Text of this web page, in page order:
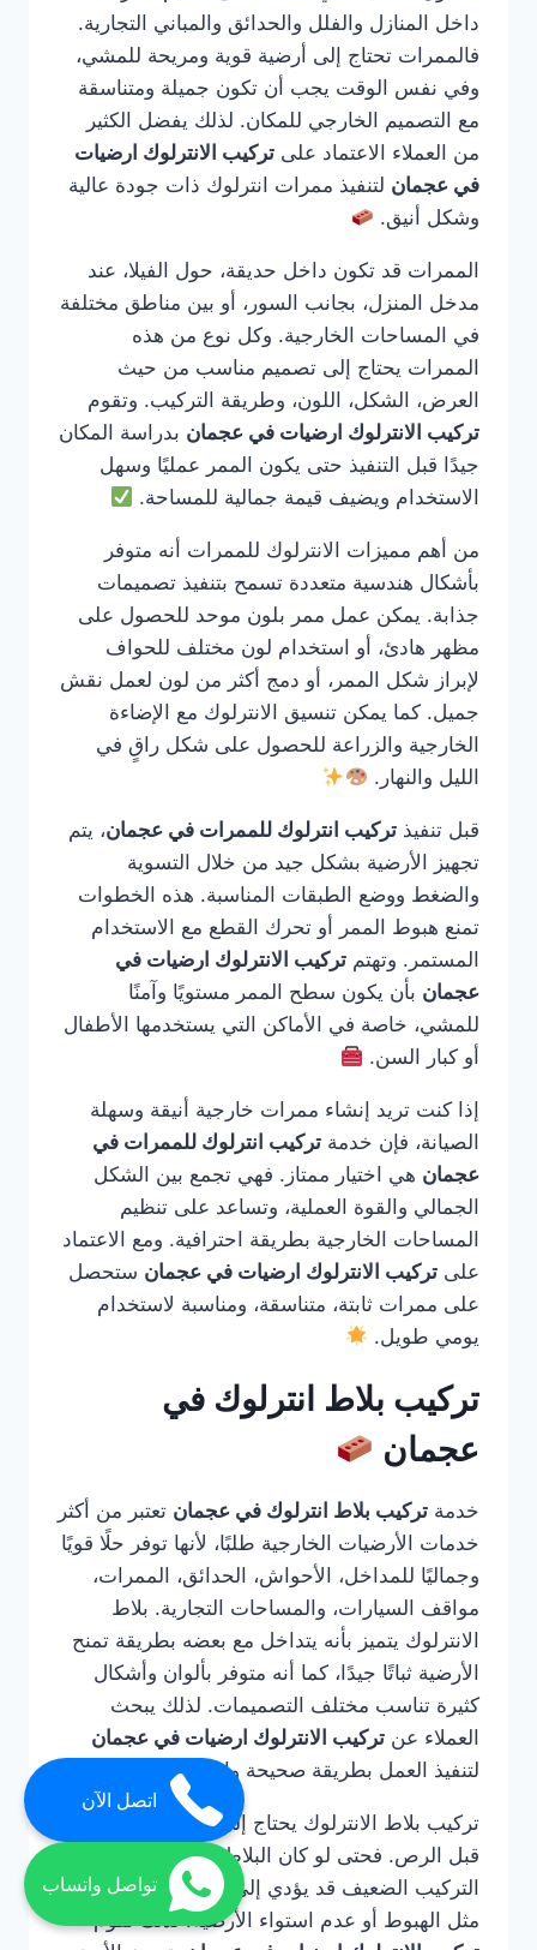
داخل المنازل والفلل والحدائق والمباني التجارية.
فالممرات تحتاج إلى أرضية قوية ومريحة للمشي،
وفي نفس الوقت يجب أن تكون جميلة ومتناسقة
مع التصميم الخارجي للمكان. لذلك يفضل الكثير
من العملاء الاعتماد على تركيب الانترلوك ارضيات
في عجمان لتنفيذ ممرات انترلوك ذات جودة عالية
وشكل أنيق.
الممرات قد تكون داخل حديقة، حول الفيلا، عند
مدخل المنزل، بجانب السور، أو بين مناطق مختلفة
في المساحات الخارجية. وكل نوع من هذه
الممرات يحتاج إلى تصميم مناسب من حيث
العرض، الشكل، اللون، وطريقة التركيب. وتقوم
تركيب الانترلوك ارضيات في عجمان بدراسة المكان
جيدًا قبل التنفيذ حتى يكون الممر عمليًا وسهل
الاستخدام ويضيف قيمة جمالية للمساحة.
من أهم مميزات الانترلوك للممرات أنه متوفر
بأشكال هندسية متعددة تسمح بتنفيذ تصميمات
جذابة. يمكن عمل ممر بلون موحد للحصول على
مظهر هادئ، أو استخدام لون مختلف للحواف
لإبراز شكل الممر، أو دمج أكثر من لون لعمل نقش
جميل. كما يمكن تنسيق الانترلوك مع الإضاءة
الخارجية والزراعة للحصول على شكل راقٍ في
الليل والنهار.
قبل تنفيذ تركيب انترلوك للممرات في عجمان، يتم
تجهيز الأرضية بشكل جيد من خلال التسوية
والضغط ووضع الطبقات المناسبة. هذه الخطوات
تمنع هبوط الممر أو تحرك القطع مع الاستخدام
المستمر. وتهتم تركيب الانترلوك ارضيات في
عجمان بأن يكون سطح الممر مستويًا وآمنًا
للمشي، خاصة في الأماكن التي يستخدمها الأطفال
أو كبار السن.
إذا كنت تريد إنشاء ممرات خارجية أنيقة وسهلة
الصيانة، فإن خدمة تركيب انترلوك للممرات في
عجمان هي اختيار ممتاز. فهي تجمع بين الشكل
الجمالي والقوة العملية، وتساعد على تنظيم
المساحات الخارجية بطريقة احترافية. ومع الاعتماد
على تركيب الانترلوك ارضيات في عجمان ستحصل
على ممرات ثابتة، متناسقة، ومناسبة لاستخدام
يومي طويل.
تركيب بلاط انترلوك في
عجمان
خدمة تركيب بلاط انترلوك في عجمان تعتبر من أكثر
خدمات الأرضيات الخارجية طلبًا، لأنها توفر حلًا قويًا
وجماليًا للمداخل، الأحواش، الحدائق، الممرات،
مواقف السيارات، والمساحات التجارية. بلاط
الانترلوك يتميز بأنه يتداخل مع بعضه بطريقة تمنح
الأرضية ثباتًا جيدًا، كما أنه متوفر بألوان وأشكال
كثيرة تناسب مختلف التصميمات. لذلك يبحث
العملاء عن تركيب الانترلوك ارضيات في عجمان
لتنفيذ العمل بطريقة صحيحة واحترافية.
تركيب بلاط الانترلوك يحتاج إلى خبرة في التأسيس
قبل الرص. فحتى لو كان البلاط عالي الجودة، فإن
التركيب الضعيف قد يؤدي إلى مشاكل مستقبلية
مثل الهبوط أو عدم استواء الأرضية. لذلك تقوم
اتصل الآن
تواصل واتساب